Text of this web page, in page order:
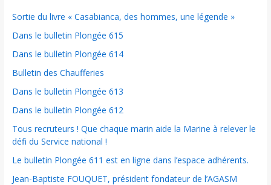
Sortie du livre « Casabianca, des hommes, une légende »
Dans le bulletin Plongée 615
Dans le bulletin Plongée 614
Bulletin des Chaufferies
Dans le bulletin Plongée 613
Dans le bulletin Plongée 612
Tous recruteurs ! Que chaque marin aide la Marine à relever le
défi du Service national !
Le bulletin Plongée 611 est en ligne dans l’espace adhérents.
Jean-Baptiste FOUQUET, président fondateur de l’AGASM